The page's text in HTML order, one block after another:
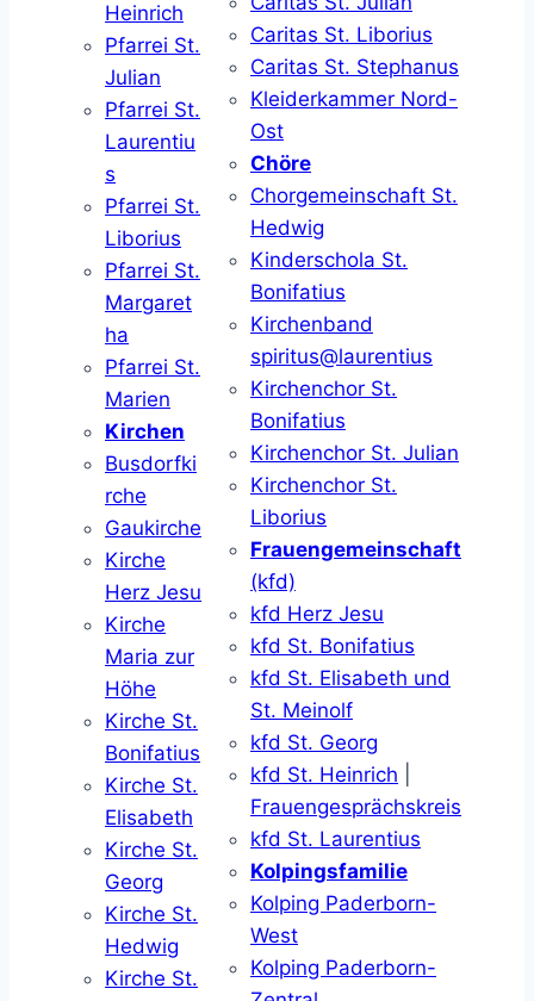
Heinrich
Pfarrei St.
Julian
Pfarrei St.
Laurentiu
s
Pfarrei St.
Liborius
Pfarrei St.
Margaret
ha
Pfarrei St.
Marien
Kirchen
Busdorfki
rche
Gaukirche
Kirche
Herz Jesu
Kirche
Maria zur
Höhe
Kirche St.
Bonifatius
Kirche St.
Elisabeth
Kirche St.
Georg
Kirche St.
Hedwig
Kirche St.
Caritas St. Liborius
Caritas St. Stephanus
Kleiderkammer Nord-
Ost
Chöre
Chorgemeinschaft St.
Hedwig
Kinderschola St.
Bonifatius
Kirchenband
spiritus@laurentius
Kirchenchor St.
Bonifatius
Kirchenchor St. Julian
Kirchenchor St.
Liborius
Frauengemeinschaft
(kfd)
kfd Herz Jesu
kfd St. Bonifatius
kfd St. Elisabeth und
St. Meinolf
kfd St. Georg
kfd St. Heinrich
Frauengesprächskreis
kfd St. Laurentius
Kolpingsfamilie
Kolping Paderborn-
West
Kolping Paderborn-